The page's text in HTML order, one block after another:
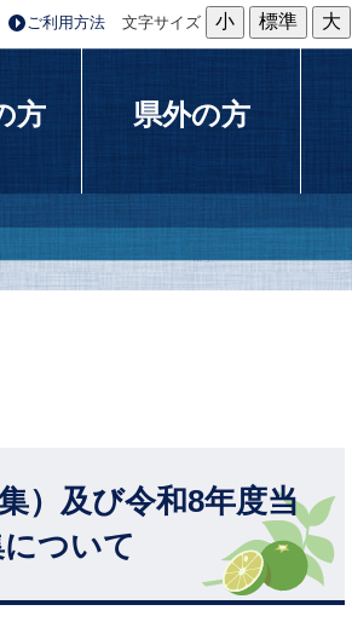
ご利用方法 文字サイズ 小 標準 大
方 県外の方
）及び令和8年度当
ついて